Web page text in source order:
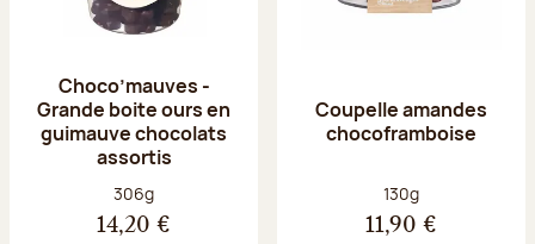
Choco’mauves -
Grande boite ours en
guimauve chocolats
assortis
Poids net :
306g
14,20 €
Coupelle amandes
chocoframboise
Poids net :
130g
11,90 €